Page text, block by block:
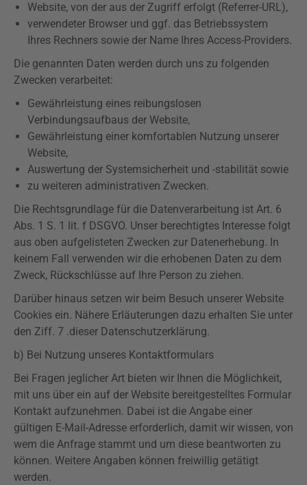
Website, von der aus der Zugriff erfolgt (Referrer-URL),
verwendeter Browser und ggf. das Betriebssystem
Ihres Rechners sowie der Name Ihres Access-Providers.
Die genannten Daten werden durch uns zu folgenden
Zwecken verarbeitet:
Gewährleistung eines reibungslosen
Verbindungsaufbaus der Website,
Gewährleistung einer komfortablen Nutzung unserer
Website,
Auswertung der Systemsicherheit und -stabilität sowie
zu weiteren administrativen Zwecken.
Die Rechtsgrundlage für die Datenverarbeitung ist Art. 6
Abs. 1 S. 1 lit. f DSGVO. Unser berechtigtes Interesse folgt
aus oben aufgelisteten Zwecken zur Datenerhebung. In
keinem Fall verwenden wir die erhobenen Daten zu dem
Zweck, Rückschlüsse auf Ihre Person zu ziehen.
Darüber hinaus setzen wir beim Besuch unserer Website
Cookies ein. Nähere Erläuterungen dazu erhalten Sie unter
den Ziff. 7 .dieser Datenschutzerklärung.
b) Bei Nutzung unseres Kontaktformulars
Bei Fragen jeglicher Art bieten wir Ihnen die Möglichkeit,
mit uns über ein auf der Website bereitgestelltes Formular
Kontakt aufzunehmen. Dabei ist die Angabe einer
gültigen E-Mail-Adresse erforderlich, damit wir wissen, von
wem die Anfrage stammt und um diese beantworten zu
können. Weitere Angaben können freiwillig getätigt
werden.